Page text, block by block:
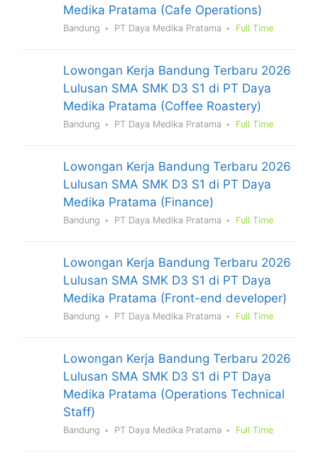
Medika Pratama (Cafe Operations)
Bandung PT Daya Medika Pratama Full Time
Lowongan Kerja Bandung Terbaru 2026
Lulusan SMA SMK D3 S1 di PT Daya
Medika Pratama (Coffee Roastery)
Bandung PT Daya Medika Pratama Full Time
Lowongan Kerja Bandung Terbaru 2026
Lulusan SMA SMK D3 S1 di PT Daya
Medika Pratama (Finance)
Bandung PT Daya Medika Pratama Full Time
Lowongan Kerja Bandung Terbaru 2026
Lulusan SMA SMK D3 S1 di PT Daya
Medika Pratama (Front-end developer)
Bandung PT Daya Medika Pratama Full Time
Lowongan Kerja Bandung Terbaru 2026
Lulusan SMA SMK D3 S1 di PT Daya
Medika Pratama (Operations Technical
Staff)
Bandung PT Daya Medika Pratama Full Time